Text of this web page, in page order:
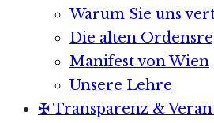
Warum Sie uns
Die alten
Manifest von Wien
Unsere Lehre
✠ Transparenz &